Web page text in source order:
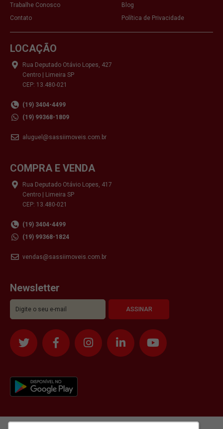
Trabalhe Conosco
Blog
Contato
Política de Privacidade
LOCAÇÃO
Rua Deputado Otávio Lopes, 427
Centro | Limeira SP
CEP: 13.480-021
(19) 3404-4499
(19) 99368-1809
aluguel@sassiimoveis.com.br
COMPRA E VENDA
Rua Deputado Otávio Lopes, 417
Centro | Limeira SP
CEP: 13.480-021
(19) 3404-4499
(19) 99368-1824
vendas@sassiimoveis.com.br
Newsletter